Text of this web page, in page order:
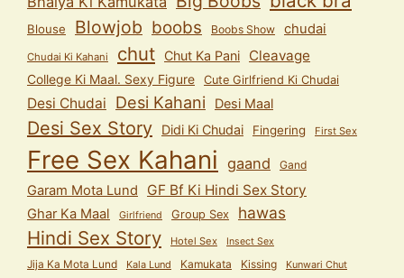
Blouse Blowjob boobs Boobs Show chudai
Chudai Ki Kahani chut Chut Ka Pani Cleavage
College Ki Maal. Sexy Figure Cute Girlfriend Ki Chudai
Desi Chudai Desi Kahani Desi Maal
Desi Sex Story Didi Ki Chudai Fingering First Sex
Free Sex Kahani gaand Gand
Garam Mota Lund GF Bf Ki Hindi Sex Story
Ghar Ka Maal Girlfriend Group Sex hawas
Hindi Sex Story Hotel Sex Insect Sex
Jija Ka Mota Lund Kala Lund Kamukata Kissing Kunwari Chut